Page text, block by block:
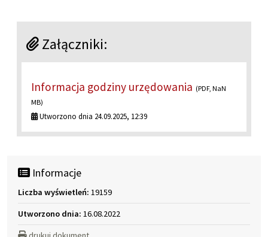
Załączniki:
Informacja godziny urzędowania (PDF, NaN
MB)
Utworzono dnia 24.09.2025, 12:39
Informacje
Liczba wyświetleń: 19159
Utworzono dnia: 16.08.2022